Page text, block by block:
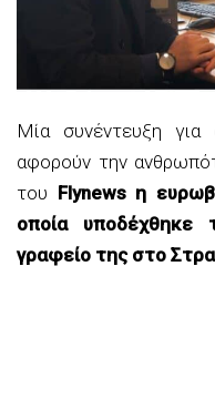
Μία συνέντευξη
αφορούν την
του Flynews η
οποία υποδέχθηκε
γραφείο της στο